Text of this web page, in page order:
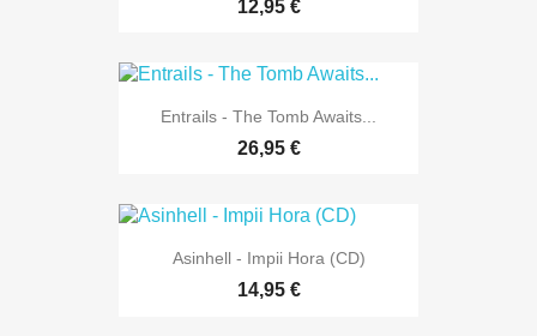
12,95 €
Entrails - The Tomb Awaits...
26,95 €
Asinhell - Impii Hora (CD)
14,95 €